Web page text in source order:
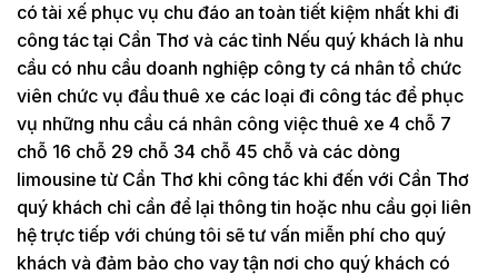
có tài xế phục vụ chu đáo an toàn tiết kiệm nhất khi đi
công tác tại Cần Thơ và các tỉnh Nếu quý khách là nhu
cầu có nhu cầu doanh nghiệp công ty cá nhân tổ chức
viên chức vụ đầu thuê xe các loại đi công tác để phục
vụ những nhu cầu cá nhân công việc thuê xe 4 chỗ 7
chỗ 16 chỗ 29 chỗ 34 chỗ 45 chỗ và các dòng
limousine từ Cần Thơ khi công tác khi đến với Cần Thơ
quý khách chỉ cần để lại thông tin hoặc nhu cầu gọi liên
hệ trực tiếp với chúng tôi sẽ tư vấn miễn phí cho quý
khách và đảm bảo cho vay tận nơi cho quý khách có